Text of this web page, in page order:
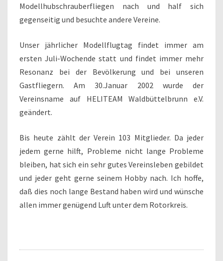
Modellhubschrauberfliegen nach und half sich
gegenseitig und besuchte andere Vereine.
Unser jährlicher Modellflugtag findet immer am
ersten Juli-Wochende statt und findet immer mehr
Resonanz bei der Bevölkerung und bei unseren
Gastfliegern. Am 30.Januar 2002 wurde der
Vereinsname auf HELITEAM Waldbüttelbrunn e.V.
geändert.
Bis heute zählt der Verein 103 Mitglieder. Da jeder
jedem gerne hilft, Probleme nicht lange Probleme
bleiben, hat sich ein sehr gutes Vereinsleben gebildet
und jeder geht gerne seinem Hobby nach. Ich hoffe,
daß dies noch lange Bestand haben wird und wünsche
allen immer genügend Luft unter dem Rotorkreis.